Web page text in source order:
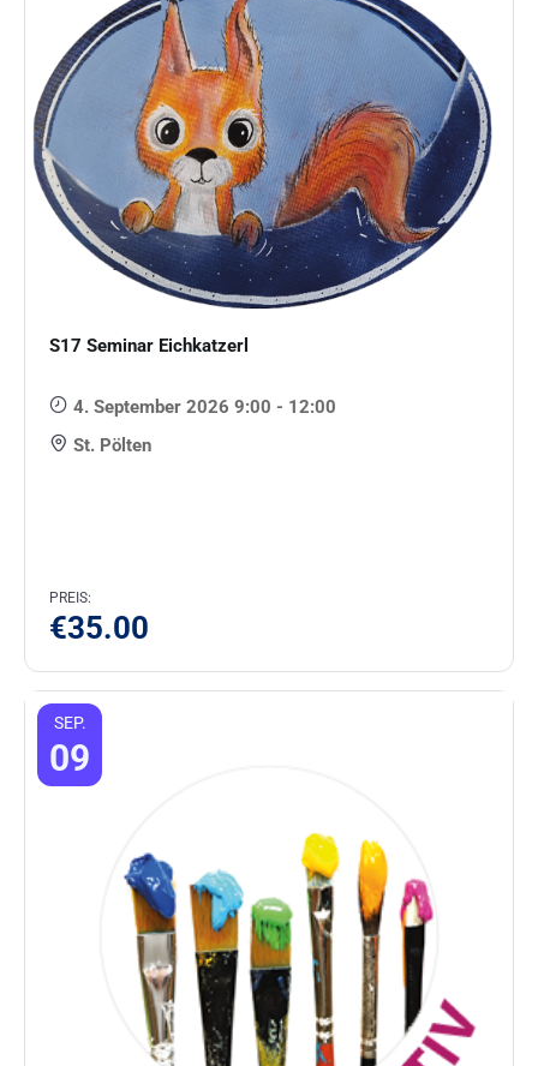
S17 Seminar Eichkatzerl
4. September 2026 9:00 - 12:00
St. Pölten
PREIS:
€35.00
SEP.
09